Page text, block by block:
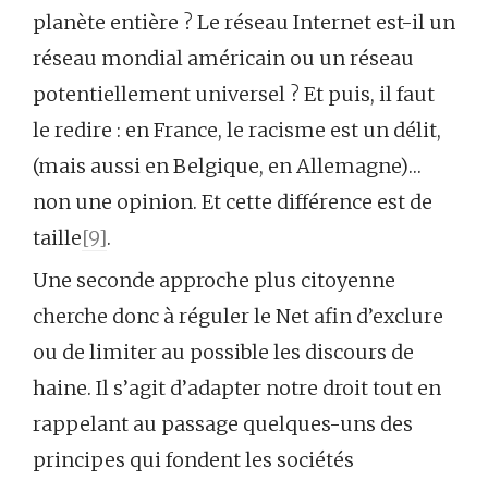
planète entière ? Le réseau Internet est-il un
réseau mondial américain ou un réseau
potentiellement universel ? Et puis, il faut
le redire : en France, le racisme est un délit,
(mais aussi en Belgique, en Allemagne)…
non une opinion. Et cette différence est de
taille[9].
Une seconde approche plus citoyenne
cherche donc à réguler le Net afin d’exclure
ou de limiter au possible les discours de
haine. Il s’agit d’adapter notre droit tout en
rappelant au passage quelques-uns des
principes qui fondent les sociétés